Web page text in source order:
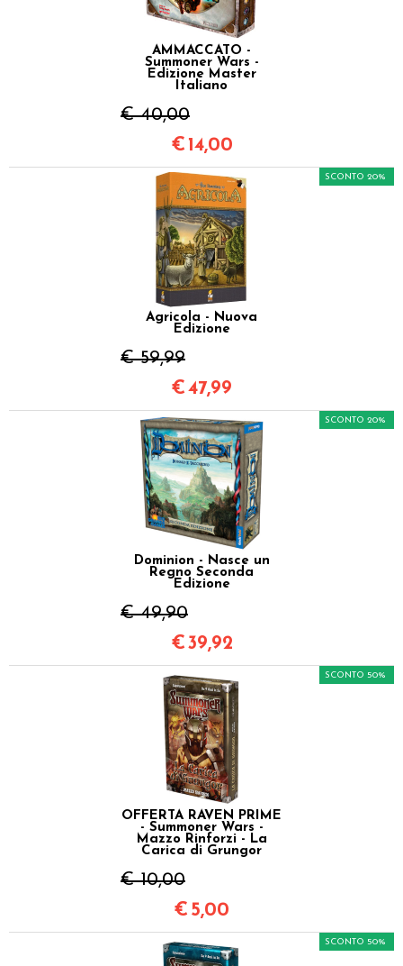
AMMACCATO -
Summoner Wars -
Edizione Master
Italiano
€ 40,00
€ 14,00
Agricola - Nuova
Edizione
€ 59,99
SCONTO 20%
€47,99
Dominion - Nasce un
Regno Seconda
Edizione
€ 49,90
SCONTO 20%
€39,92
OFFERTA RAVEN PRIME
- Summoner Wars -
Mazzo Rinforzi - La
Carica di Grungor
€ 10,00
SCONTO 50%
€ 5,00
SCONTO 50%